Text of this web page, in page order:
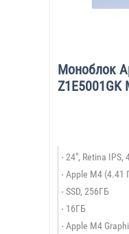
Моноблок
Z1E5001GK
24", Retina IPS,
Apple M4 (4.41
SSD, 256ГБ
16ГБ
Apple M4